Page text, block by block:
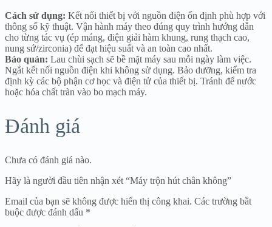
Cách sử dụng: Kết nối thiết bị với nguồn điện ổn định phù hợp với
thông số kỹ thuật. Vận hành máy theo đúng quy trình hướng dẫn
cho từng tác vụ (ép máng, điện giải hàm khung, rung thạch cao,
nung sứ/zirconia) để đạt hiệu suất và an toàn cao nhất.
Bảo quản: Lau chùi sạch sẽ bề mặt máy sau mỗi ngày làm việc.
Ngắt kết nối nguồn điện khi không sử dụng. Bảo dưỡng, kiểm tra
định kỳ các bộ phận cơ học và điện tử của thiết bị. Tránh để nước
hoặc hóa chất tràn vào bo mạch máy.
Đánh giá
Chưa có đánh giá nào.
Hãy là người đầu tiên nhận xét “Máy trộn hút chân không”
Email của bạn sẽ không được hiển thị công khai. Các trường bắt
buộc được đánh dấu *